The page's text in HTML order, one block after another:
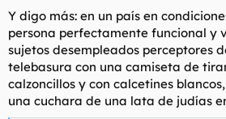
d
e
l
t
e
a
c
i
o
Y digo más: en un país en
persona perfectamente funcional y
sujetos desempleados perceptores
telebasura con una camiseta de
calzoncillos y con calcetines
una cuchara de una lata de judías